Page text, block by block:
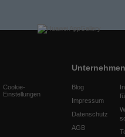
Cookie-
Einstellungen
Unternehmen
Blog
Impressum
Datenschutz
AGB